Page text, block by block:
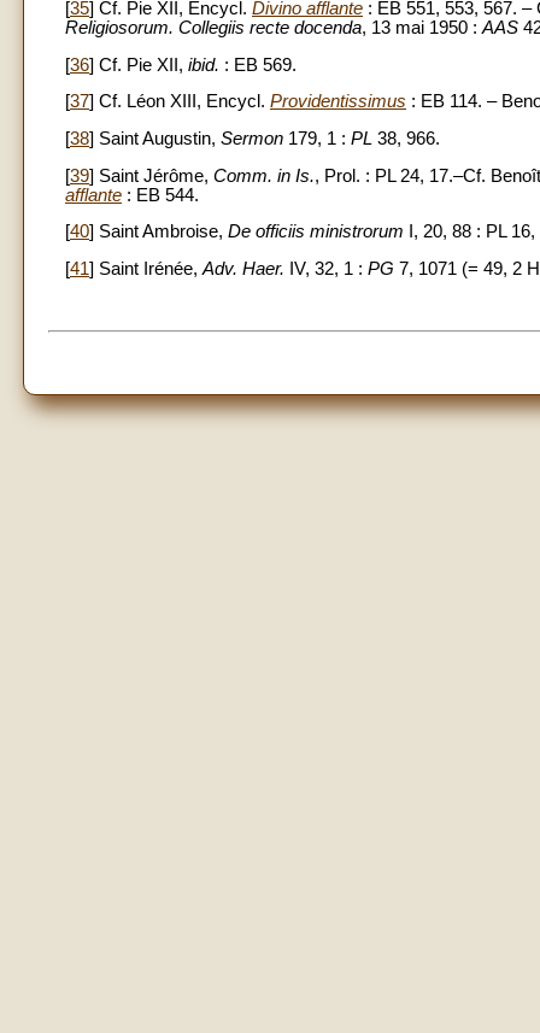
[35] Cf. Pie XII, Encycl. Divino afflante : EB 551, 553, 567.
Religiosorum. Collegiis recte docenda, 13 mai 1950 : AAS
[36] Cf. Pie XII, ibid. : EB 569.
[37] Cf. Léon XIII, Encycl. Providentissimus : EB 114. –
[38] Saint Augustin, Sermon 179, 1 : PL 38, 966.
[39] Saint Jérôme, Comm. in Is., Prol. : PL 24, 17.–Cf.
afflante : EB 544.
[40] Saint Ambroise, De officiis ministrorum
I, 20, 88 : PL 16,
[41] Saint Irénée, Adv. Haer. IV, 32, 1 : PG 7, 1071 (= 49, 2